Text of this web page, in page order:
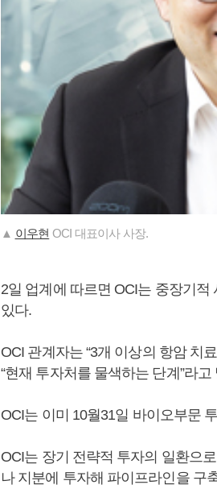
▲ 이우현 OCI 대표이사 사장.
2일 업계에 따르면 OCI는 중장기
있다.
OCI 관계자는 “3개 이상의 항암 치
“현재 투자처를 물색하는 단계”라고
OCI는 이미 10월31일 바이오부문
OCI는 장기 전략적 투자의 일환으
나 지분에 투자해 파이프라인을 구